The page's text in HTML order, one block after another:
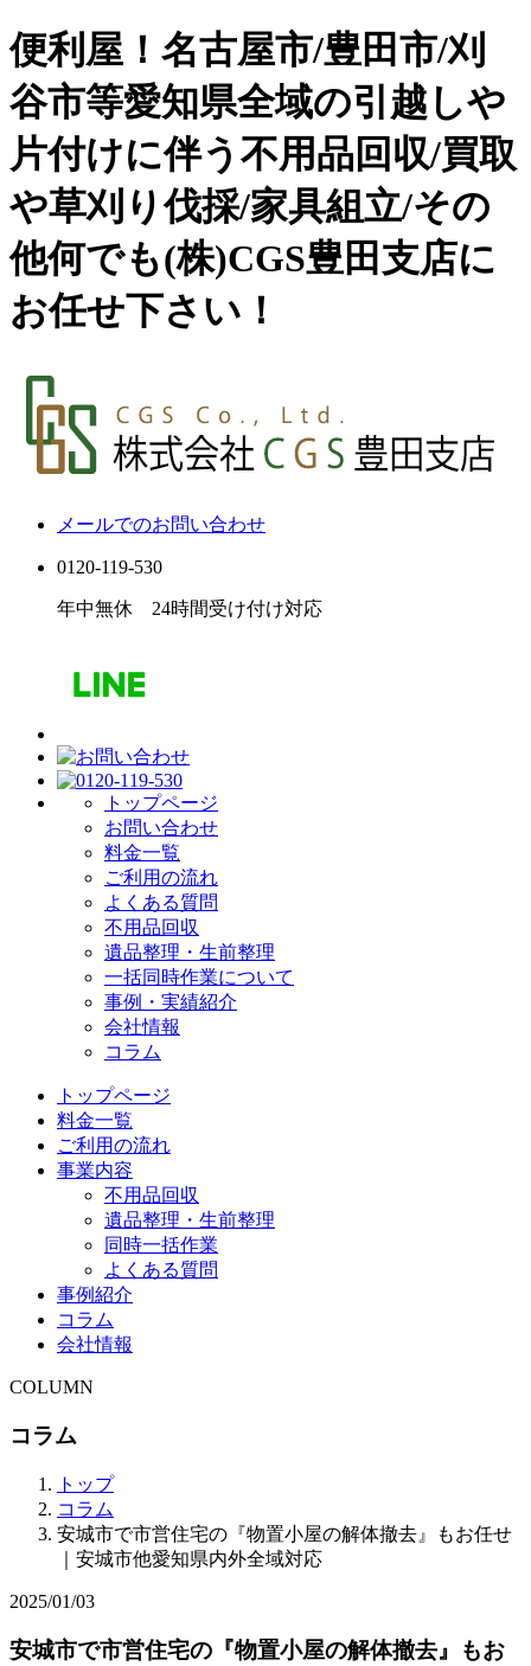
便利屋！名古屋市/豊田市/刈
谷市等愛知県全域の引越しや
片付けに伴う不用品回収/買取
や草刈り伐採/家具組立/その
他何でも(株)CGS豊田支店に
お任せ下さい！
メールでのお問い合わせ
0120-119-530
年中無休 24時間受け付け対応
トップページ
お問い合わせ
料金一覧
ご利用の流れ
よくある質問
不用品回収
遺品整理・生前整理
一括同時作業について
事例・実績紹介
会社情報
コラム
トップページ
料金一覧
ご利用の流れ
事業内容
不用品回収
遺品整理・生前整理
同時一括作業
よくある質問
事例紹介
コラム
会社情報
COLUMN
コラム
トップ
コラム
安城市で市営住宅の『物置小屋の解体撤去』もお任せ
｜安城市他愛知県内外全域対応
2025/01/03
安城市で市営住宅の『物置小屋の解体撤去』もお